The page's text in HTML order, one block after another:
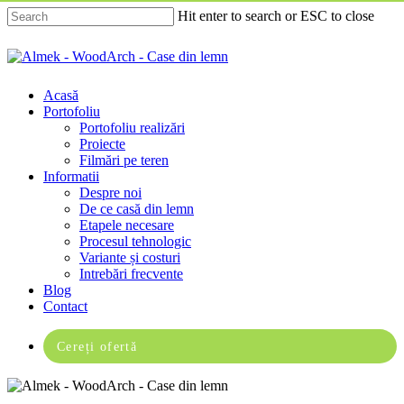
Skip
to
main
content
Hit enter to search or ESC to close
Close
Menu
Acasă
Portofoliu
Portofoliu realizări
Proiecte
Filmări pe teren
Informatii
Despre noi
De ce casă din lemn
Etapele necesare
Procesul tehnologic
Variante și costuri
Intrebări frecvente
Blog
Contact
Cereți ofertă